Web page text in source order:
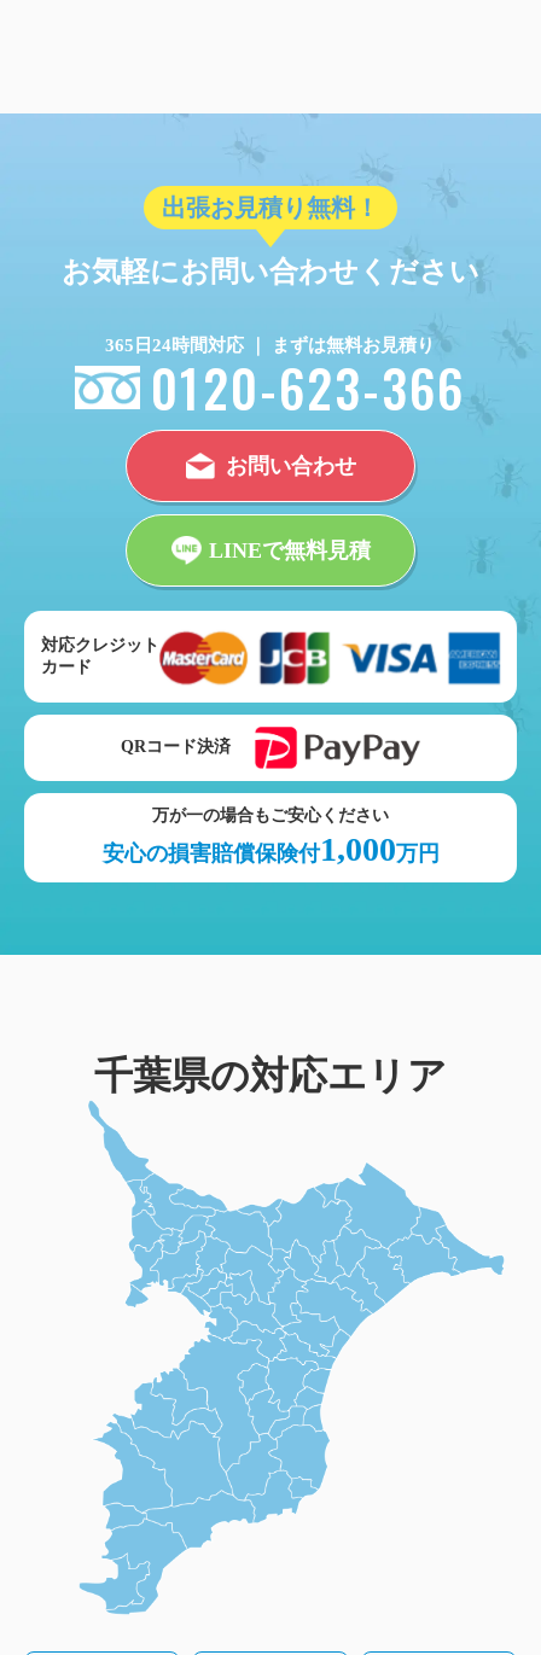
出張お見積り無料！
お気軽にお問い合わせください
365日24時間対応 ｜ まずは無料お見積り
0120-623-366
お問い合わせ
LINEで無料見積
対応クレジット
カード
QRコード決済
万が一の場合もご安心ください
安心の損害賠償保険付1,000万円
千葉県の対応エリア